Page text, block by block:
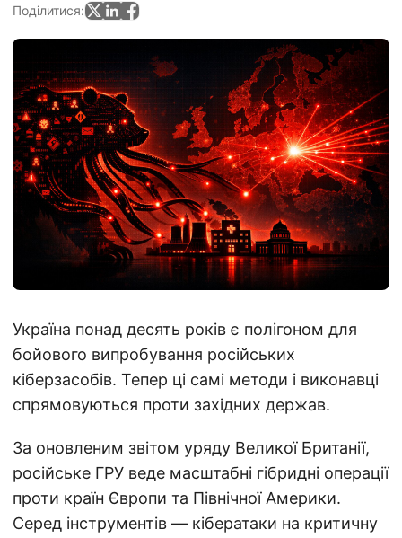
Поділитися:
Україна понад десять років є полігоном для
бойового випробування російських
кіберзасобів. Тепер ці самі методи і виконавці
спрямовуються проти західних держав.
За оновленим звітом уряду Великої Британії,
російське ГРУ веде масштабні гібридні операції
проти країн Європи та Північної Америки.
Серед інструментів — кібератаки на критичну